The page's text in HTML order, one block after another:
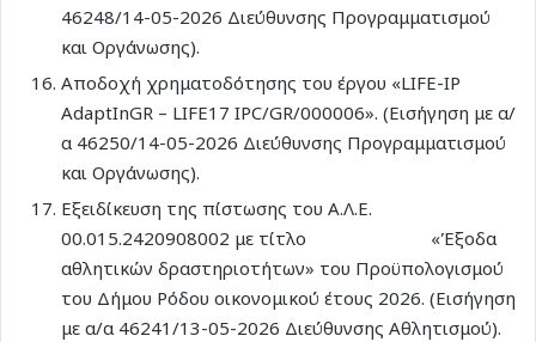
46248/14-05-2026 Διεύθυνσης Προγραμματισμού
και Οργάνωσης).
Αποδοχή χρηματοδότησης του έργου «LIFE-IP
AdaptInGR – LIFE17 IPC/GR/000006». (Εισήγηση με α/
α 46250/14-05-2026 Διεύθυνσης Προγραμματισμού
και Οργάνωσης).
Εξειδίκευση της πίστωσης του Α.Λ.Ε.
00.015.2420908002 με τίτλο «Έξοδα
αθλητικών δραστηριοτήτων» του Προϋπολογισμού
του Δήμου Ρόδου οικονομικού έτους 2026. (Εισήγηση
με α/α 46241/13-05-2026 Διεύθυνσης Αθλητισμού).